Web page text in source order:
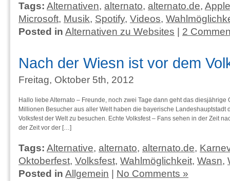
Tags: Alternativen, alternato, alternato.de, Apple
Microsoft, Musik, Spotify, Videos,
Posted in Alternativen zu Websites 2
Nach der Wiesn ist vor dem
Freitag, Oktober 5th, 2012
Hallo liebe Alternato – Freunde, noch zwei Tage dann geht das diesjährige
Millionen Besucher aus aller Welt haben die bayerische Landeshauptstadt
Volksfest der Welt zu besuchen. Echte Volksfest – Fans sehen in der Zeit
der Zeit vor der […]
Tags: Alternative, alternato, alternato.de,
Oktoberfest, Volksfest, Wahlmöglichkeit, Wasn,
Posted in Allgemein No Comments »